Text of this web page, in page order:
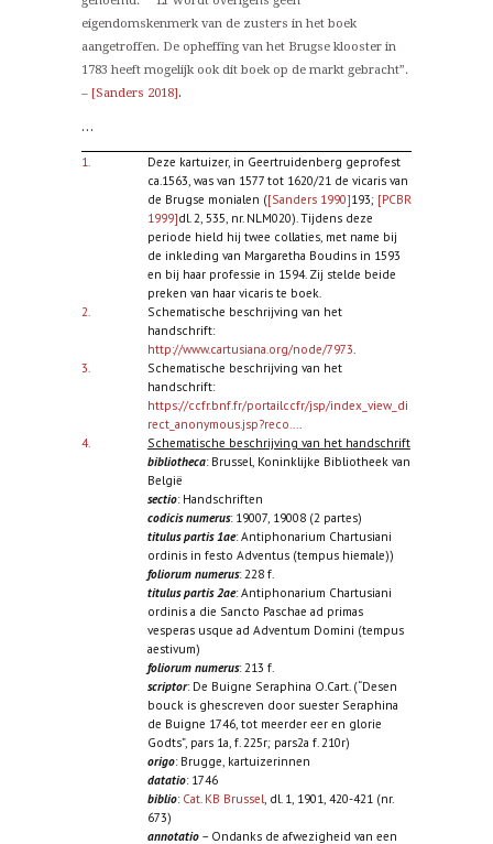
eigendomskenmerk van de zusters in het boek
aangetroffen. De opheffing van het Brugse klooster in
1783 heeft mogelijk ook dit boek op de markt gebracht”.
– [Sanders 2018].
...
1.
Deze kartuizer, in Geertruidenberg geprofest
ca.1563, was van 1577 tot 1620/21 de vicaris van
de Brugse monialen ([Sanders 1990]193; [PCBR
1999]dl. 2, 535, nr. NLM020). Tijdens deze
periode hield hij twee collaties, met name bij
de inkleding van Margaretha Boudins in 1593
en bij haar professie in 1594. Zij stelde beide
preken van haar vicaris te boek.
2.
Schematische beschrijving van het
handschrift:
http://www.cartusiana.org/node/7973.
3.
Schematische beschrijving van het
handschrift:
https://ccfr.bnf.fr/portailccfr/jsp/index_view_di
rect_anonymous.jsp?reco....
4.
Schematische beschrijving van het handschrift
bibliotheca: Brussel, Koninklijke Bibliotheek van
België
sectio: Handschriften
codicis numerus: 19007, 19008 (2 partes)
titulus partis 1ae: Antiphonarium Chartusiani
ordinis in festo Adventus (tempus hiemale))
foliorum numerus: 228 f.
titulus partis 2ae: Antiphonarium Chartusiani
ordinis a die Sancto Paschae ad primas
vesperas usque ad Adventum Domini (tempus
aestivum)
foliorum numerus: 213 f.
scriptor: De Buigne Seraphina O.Cart. (“Desen
bouck is ghescreven door suester Seraphina
de Buigne 1746, tot meerder eer en glorie
Godts”, pars 1a, f. 225r; pars2a f. 210r)
origo: Brugge, kartuizerinnen
datatio: 1746
biblio: Cat. KB Brussel, dl. 1, 1901, 420-421 (nr.
673)
annotatio– Ondanks de afwezigheid van een